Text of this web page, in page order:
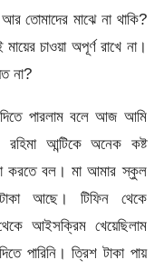
তোমাদের মাঝে না থাকি?
চাওয়া অপূর্ণ রাখে না।
না?
দিতে পারলাম বলে আজ আমি
আন্টিকে অনেক কষ্ট
করতে বল। মা আমার স্কুল
আছে। টিফিন থেকে
আইসক্রিম খেয়েছিলাম
পারিনি। ত্রিশ টাকা পায়